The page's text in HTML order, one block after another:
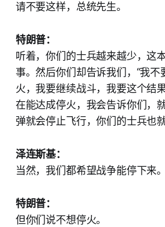
请不要这样，总统先生。
特朗普：
听着，你们的士兵越来越少，这
事。然后你们却告诉我们，“我不
火，我要继续战斗，我要这个结
在能达成停火，我会告诉你们，
弹就会停止飞行，你们的士兵也
泽连斯基：
当然，我们都希望战争能停下来。
特朗普：
但你们说不想停火。